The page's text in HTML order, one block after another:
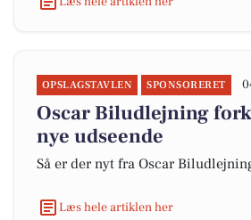
OPSLAGSTAVLEN SPONSORERET
Oscar Biludlejning
nye udseende
Så er der nyt fra Oscar
Læs hele artiklen her